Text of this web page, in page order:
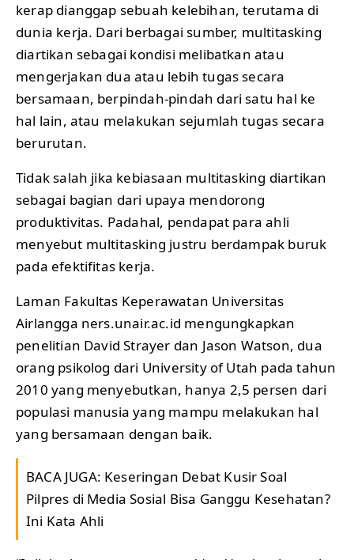
kerap dianggap sebuah kelebihan, terutama di
dunia kerja. Dari berbagai sumber, multitasking
diartikan sebagai kondisi melibatkan atau
mengerjakan dua atau lebih tugas secara
bersamaan, berpindah-pindah dari satu hal ke
hal lain, atau melakukan sejumlah tugas secara
berurutan.
Tidak salah jika kebiasaan multitasking diartikan
sebagai bagian dari upaya mendorong
produktivitas. Padahal, pendapat para ahli
menyebut multitasking justru berdampak buruk
pada efektifitas kerja.
Laman Fakultas Keperawatan Universitas
Airlangga ners.unair.ac.id mengungkapkan
penelitian David Strayer dan Jason Watson, dua
orang psikolog dari University of Utah pada tahun
2010 yang menyebutkan, hanya 2,5 persen dari
populasi manusia yang mampu melakukan hal
yang bersamaan dengan baik.
BACA JUGA: Keseringan Debat Kusir Soal
Pilpres di Media Sosial Bisa Ganggu Kesehatan?
Ini Kata Ahli